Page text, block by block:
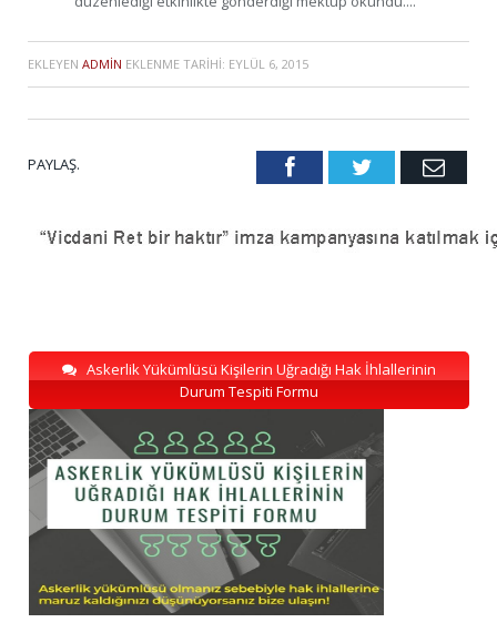
EKLEYEN ADMIN EKLENME TARIHI: EYLÜL 6, 2015
PAYLAŞ. FacebookTwitter Email
Askerlik Yükümlüsü Kişilerin Uğradığı Hak İhlallerinin
Durum Tespiti Formu